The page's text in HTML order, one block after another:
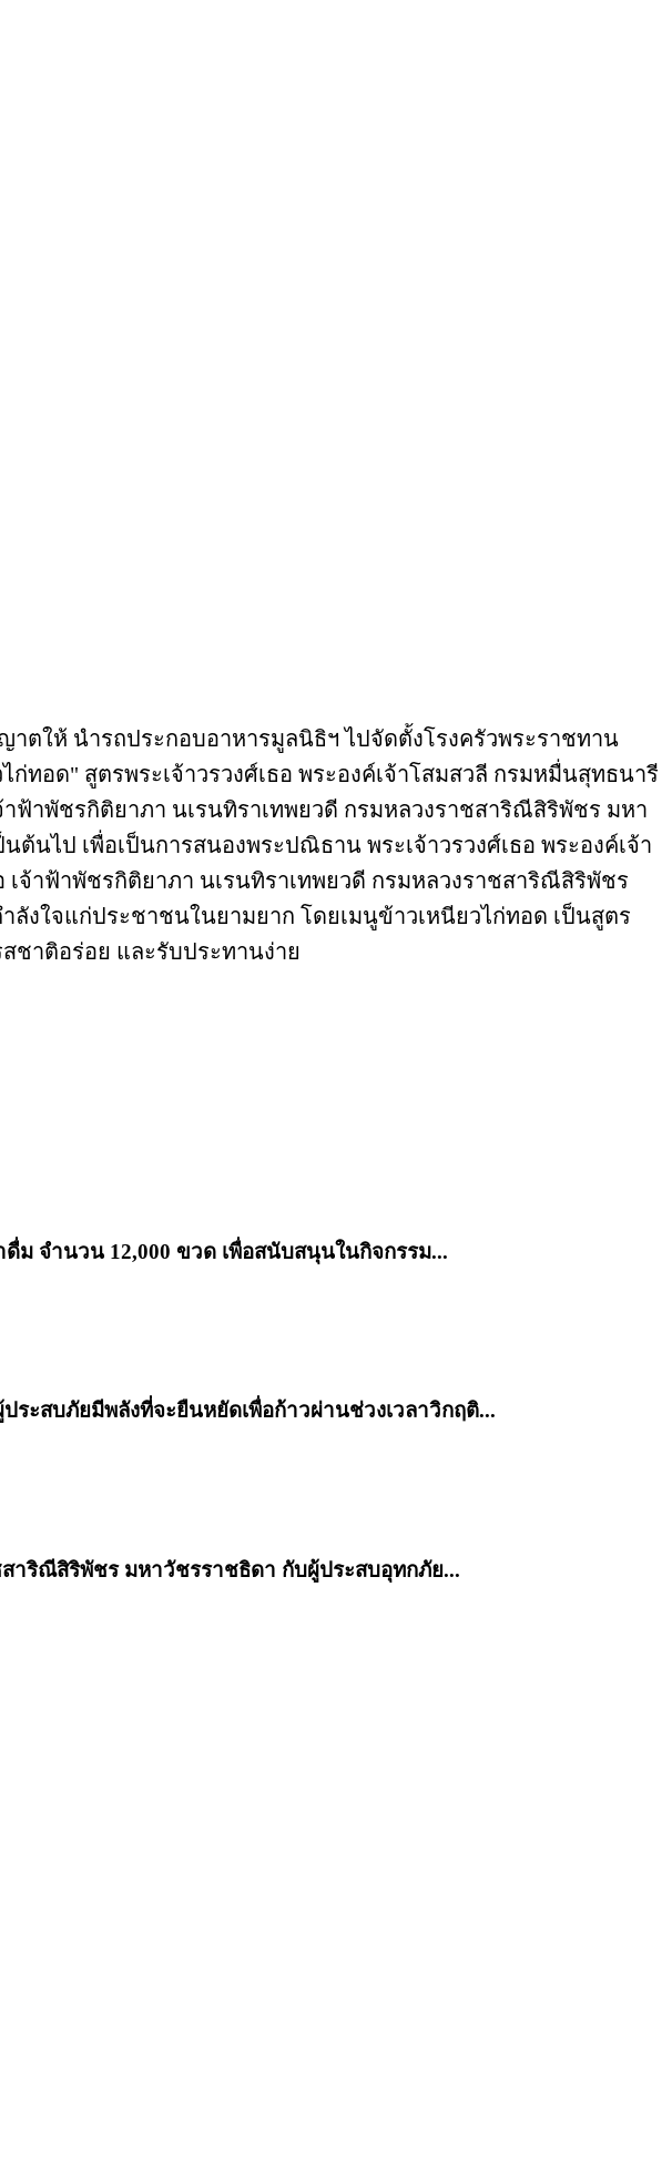
ตให้ นำรถประกอบอาหารมูลนิธิฯ ไปจัดตั้งโรงครัวพระราชทาน
ทอด" สูตรพระเจ้าวรวงศ์เธอ พระองค์เจ้าโสมสวลี กรมหมื่นสุทธนารี
ฟ้าพัชรกิติยาภา นเรนทิราเทพยวดี กรมหลวงราชสาริณีสิริพัชร มหา
นต้นไป เพื่อเป็นการสนองพระปณิธาน พระเจ้าวรวงศ์เธอ พระองค์เจ้า
จ้าฟ้าพัชรกิติยาภา นเรนทิราเทพยวดี กรมหลวงราชสาริณีสิริพัชร
งใจแก่ประชาชนในยามยาก โดยเมนูข้าวเหนียวไก่ทอด เป็นสูตร
ชาติอร่อย และรับประทานง่าย
จำนวน 12,000 ขวด เพื่อสนับสนุนในกิจกรรม...
ระสบภัยมีพลังที่จะยืนหยัดเพื่อก้าวผ่านช่วงเวลาวิกฤติ...
สาริณีสิริพัชร มหาวัชรราชธิดา กับผู้ประสบอุทกภัย...